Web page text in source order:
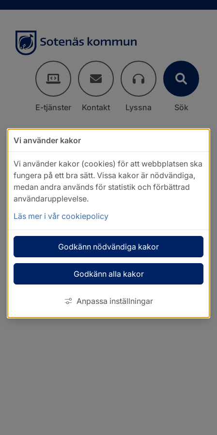
E-tjänster Kontakt Lyssna Sök
Vi använder kakor
Vi använder kakor (cookies) för att webbplatsen ska
fungera på ett bra sätt. Vissa kakor är nödvändiga,
medan andra används för statistik och förbättrad
användarupplevelse.
Läs mer i vår cookiepolicy
Godkänn nödvändiga kakor
Godkänn alla kakor
Anpassa inställningar